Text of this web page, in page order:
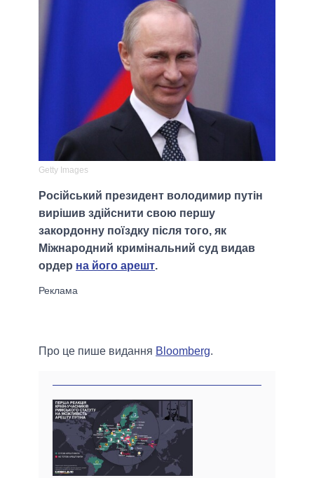
Getty Images
Російський президент володимир путін
вирішив здійснити свою першу
закордонну поїздку після того, як
Міжнародний кримінальний суд видав
ордер на його арешт.
Про це пише видання Bloomberg.